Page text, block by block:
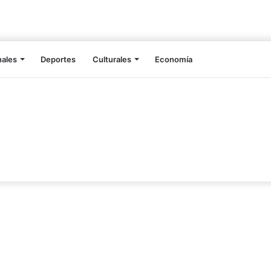
Deportes Culturales Economía